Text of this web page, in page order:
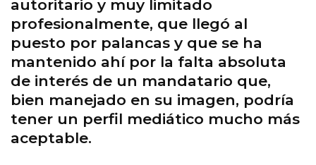
autoritario y muy limitado
profesionalmente, que llegó al
puesto por palancas y que se ha
mantenido ahí por la falta absoluta
de interés de un mandatario que,
bien manejado en su imagen, podría
tener un perfil mediático mucho más
aceptable.